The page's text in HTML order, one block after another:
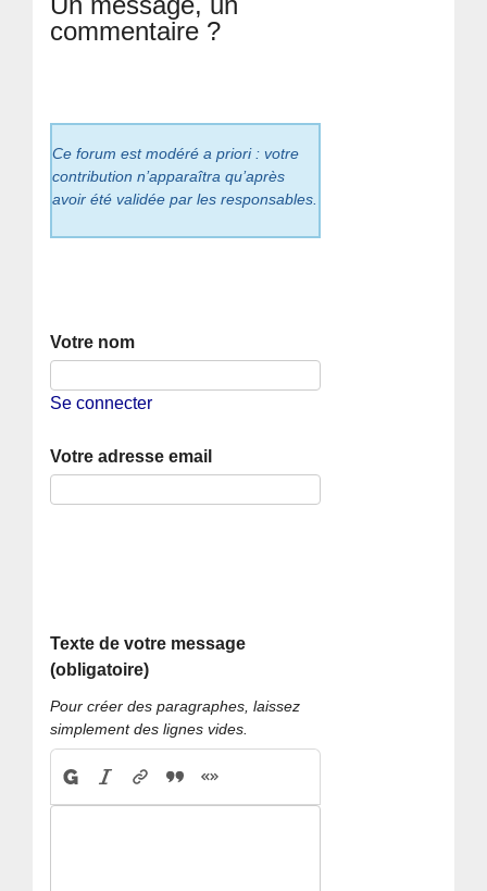
commentaire ?
Ce forum est modéré a priori : votre
contribution n’apparaîtra qu’après
avoir été validée par les responsables.
Votre nom
Se connecter
Votre adresse email
Texte de votre message
(obligatoire)
Pour créer des paragraphes, laissez
simplement des lignes vides.